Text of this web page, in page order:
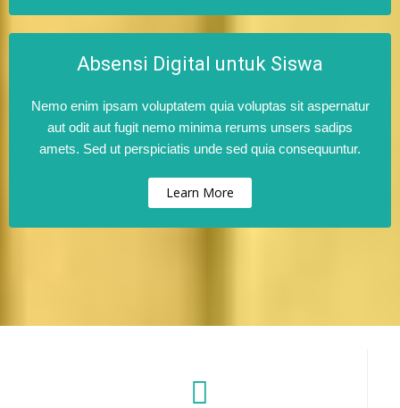
Absensi Digital untuk Siswa
Nemo enim ipsam voluptatem quia voluptas sit aspernatur
aut odit aut fugit nemo minima rerums unsers sadips
amets. Sed ut perspiciatis unde sed quia consequuntur.
Learn More